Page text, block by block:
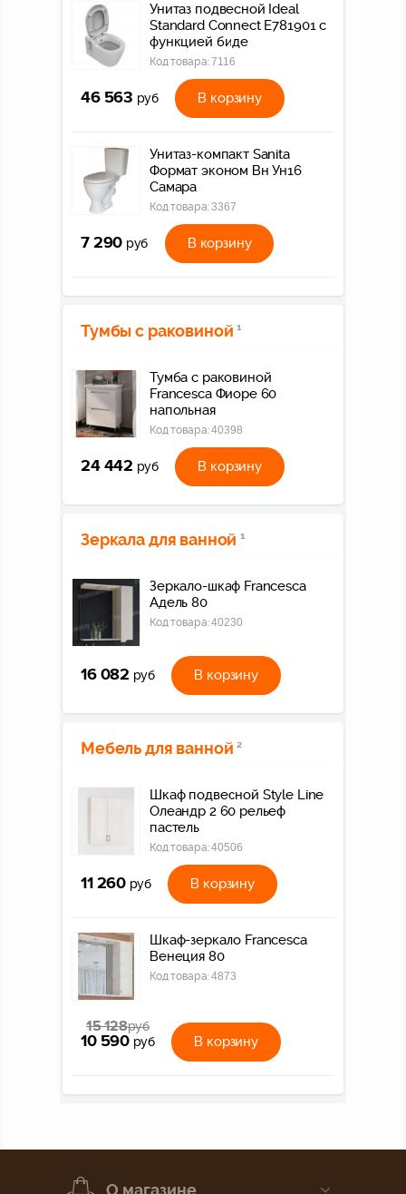
Унитаз подвесной Ideal
Standard Connect E781901 с
функцией биде
Код товара:7116
46 563 руб В корзину
Унитаз-компакт Sanita
Формат эконом Вн Ун16
Самара
Код товара:3367
7 290 руб В корзину
Тумбы с раковиной 1
Тумба с раковиной
Francesca Фиоре 60
напольная
Код товара:40398
24 442 руб В корзину
Зеркала для ванной 1
Зеркало-шкаф Francesca
Адель 80
Код товара:40230
16 082 руб В корзину
Мебель для ванной 2
Шкаф подвесной Style Line
Олеандр 2 60 рельеф
пастель
Код товара:40506
11 260 руб В корзину
Шкаф-зеркало Francesca
Венеция 80
Код товара:4873
15 128руб
10 590 руб В корзину